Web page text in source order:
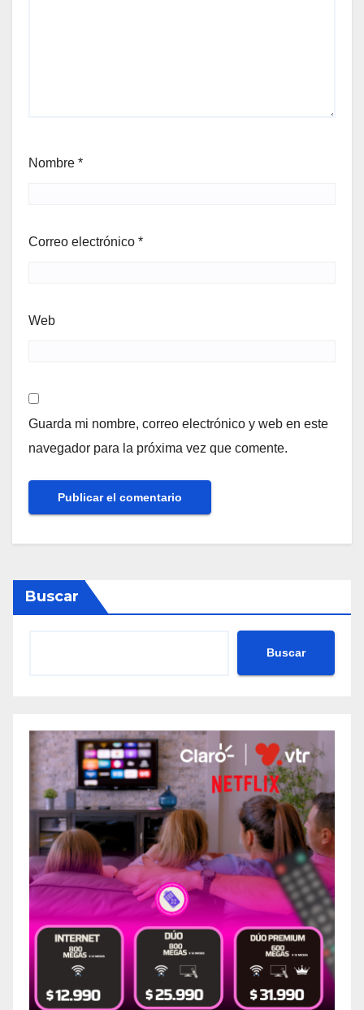
Nombre *
Correo electrónico *
Web
Guarda mi nombre, correo electrónico y web en este
navegador para la próxima vez que comente.
Buscar
Buscar